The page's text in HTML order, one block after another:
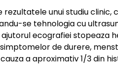
unui studiu clinic,
se tehnologia cu
ecografiei stopeaza
de durere,
a aproximativ 1/3 din